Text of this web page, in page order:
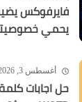
يحمي خصوصيتك
أغسطس 3, 2026
حل اجابات كلمة